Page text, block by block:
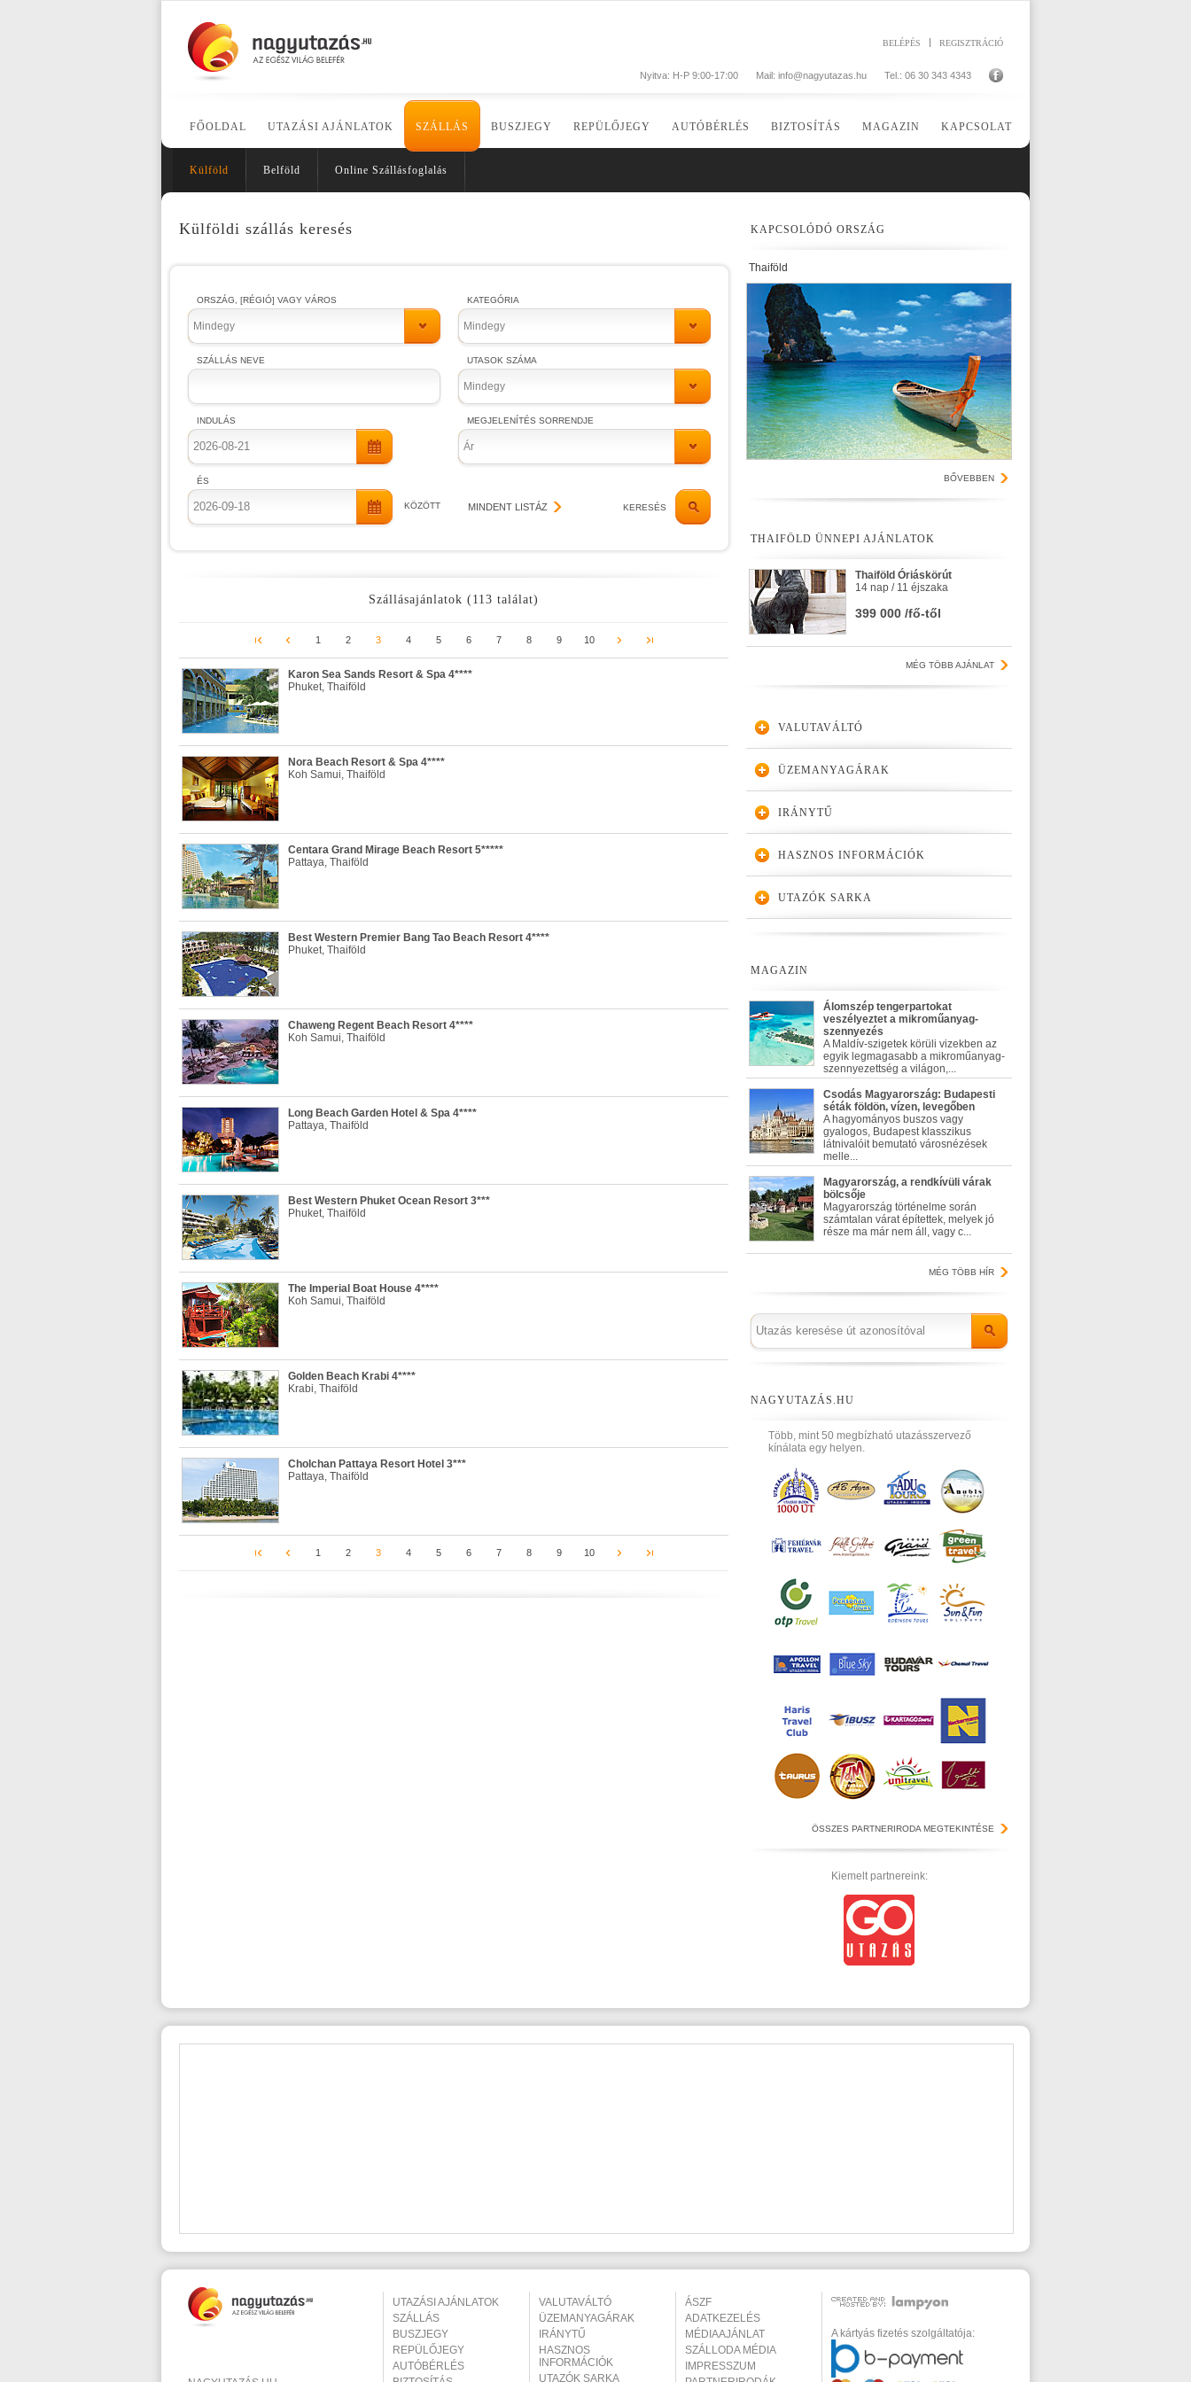
REGISZTRÁCIÓ
BELÉPÉS
Tel.: 06 30 343 4343
Mail: info@nagyutazas.hu
Nyitva: H-P 9:00-17:00
FŐOLDAL UTAZÁSI AJÁNLATOK SZÁLLÁS BUSZJEGY REPÜLŐJEGY AUTÓBÉRLÉS BIZTOSÍTÁS MAGAZIN KAPCSOLAT
Külföld Belföld Online Szállásfoglalás
Külföldi szállás keresés
ORSZÁG, [RÉGIÓ] VAGY VÁROS
Mindegy
SZÁLLÁS NEVE
INDULÁS
ÉS
KÖZÖTT
KATEGÓRIA
Mindegy
UTASOK SZÁMA
Mindegy
MEGJELENÍTÉS SORRENDJE
Ár
KERESÉS
MINDENT LISTÁZ
Szállásajánlatok (113 találat)
1 2 3 4 5 6 7 8 9 10
Karon Sea Sands Resort & Spa 4****
Phuket, Thaiföld
Nora Beach Resort & Spa 4****
Koh Samui, Thaiföld
Centara Grand Mirage Beach Resort 5*****
Pattaya, Thaiföld
Best Western Premier Bang Tao Beach Resort 4****
Phuket, Thaiföld
Chaweng Regent Beach Resort 4****
Koh Samui, Thaiföld
Long Beach Garden Hotel & Spa 4****
Pattaya, Thaiföld
Best Western Phuket Ocean Resort 3***
Phuket, Thaiföld
The Imperial Boat House 4****
Koh Samui, Thaiföld
Golden Beach Krabi 4****
Krabi, Thaiföld
Cholchan Pattaya Resort Hotel 3***
Pattaya, Thaiföld
1 2 3 4 5 6 7 8 9 10
KAPCSOLÓDÓ ORSZÁG
Thaiföld
BŐVEBBEN
THAIFÖLD ÜNNEPI AJÁNLATOK
Thaiföld Óriáskörút
14 nap / 11 éjszaka
399 000 /fő-től
MÉG TÖBB AJÁNLAT
VALUTAVÁLTÓ
ÜZEMANYAGÁRAK
IRÁNYTŰ
HASZNOS INFORMÁCIÓK
UTAZÓK SARKA
MAGAZIN
Álomszép tengerpartokat
veszélyeztet a mikroműanyag-
szennyezés
A Maldív-szigetek körüli vizekben az
egyik legmagasabb a mikroműanyag-
szennyezettség a világon,...
Csodás Magyarország: Budapesti
séták földön, vízen, levegőben
A hagyományos buszos vagy
gyalogos, Budapest klasszikus
látnivalóit bemutató városnézések
melle...
Magyarország, a rendkívüli várak
bölcsője
Magyarország történelme során
számtalan várat építettek, melyek jó
része ma már nem áll, vagy c...
MÉG TÖBB HÍR
NAGYUTAZÁS.HU
Több, mint 50 megbízható utazásszervező
kínálata egy helyen.
ÖSSZES PARTNERIRODA MEGTEKINTÉSE
Kiemelt partnereink:
UTAZÁSI AJÁNLATOK
SZÁLLÁS
BUSZJEGY
REPÜLŐJEGY
AUTÓBÉRLÉS
VALUTAVÁLTÓ
ÜZEMANYAGÁRAK
IRÁNYTŰ
HASZNOS
INFORMÁCIÓK
UTAZÓK SARKA
ÁSZF
ADATKEZELÉS
MÉDIAAJÁNLAT
SZÁLLODA MÉDIA
IMPRESSZUM
A kártyás fizetés szolgáltatója: